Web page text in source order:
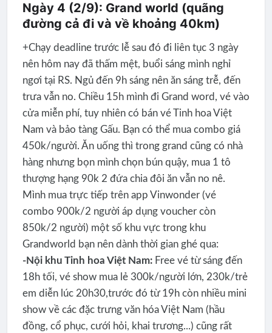
Ngày 4 (2/9): Grand world (quãng
đường cả đi và về khoảng 40km)
+Chạy deadline trước lễ sau đó đi liên tục 3 ngày
nên hôm nay đã thấm mệt, buổi sáng mình nghỉ
ngơi tại RS. Ngủ đến 9h sáng nên ăn sáng trễ, đến
trưa vẫn no. Chiều 15h mình đi Grand word, vé vào
cửa miễn phí, tuy nhiên có bán vé Tinh hoa Việt
Nam và bảo tàng Gấu. Bạn có thể mua combo giá
450k/người. Ăn uống thì trong grand cũng có nhà
hàng nhưng bọn mình chọn bún quậy, mua 1 tô
thượng hạng 90k 2 đứa chia đôi ăn vẫn no nê.
Mình mua trực tiếp trên app Vinwonder (vé
combo 900k/2 người áp dụng voucher còn
850k/2 người) một số khu vực trong khu
Grandworld bạn nên dành thời gian ghé qua:
-Nội khu Tinh hoa Việt Nam:Free vé từ sáng đến
18h tối, vé show mua lẻ 300k/người lớn, 230k/trẻ
em diễn lúc 20h30,trước đó từ 19h còn nhiều mini
show về các đặc trưng văn hóa Việt Nam (hầu
đồng, cổ phục, cưới hỏi, khai trương...) cũng rất